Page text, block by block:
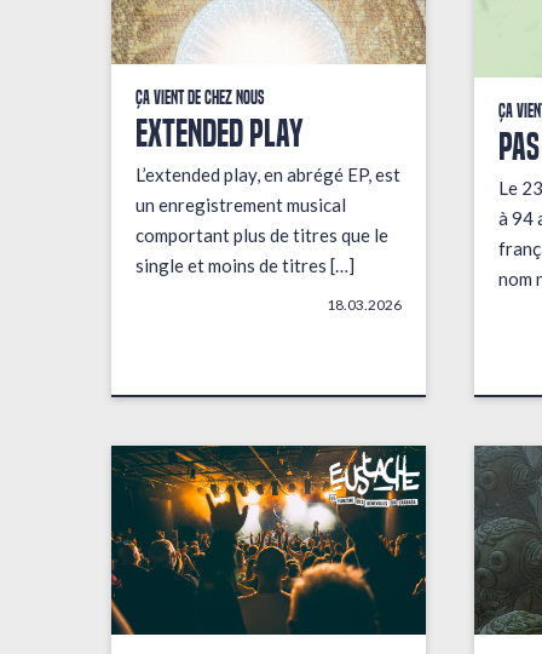
Ça vient de chez nous
EXTENDED PLAY
L’extended play, en abrégé EP, est
un enregistrement musical
comportant plus de titres que le
single et moins de titres […]
18.03.2026
Ça
Le
à 94
nom